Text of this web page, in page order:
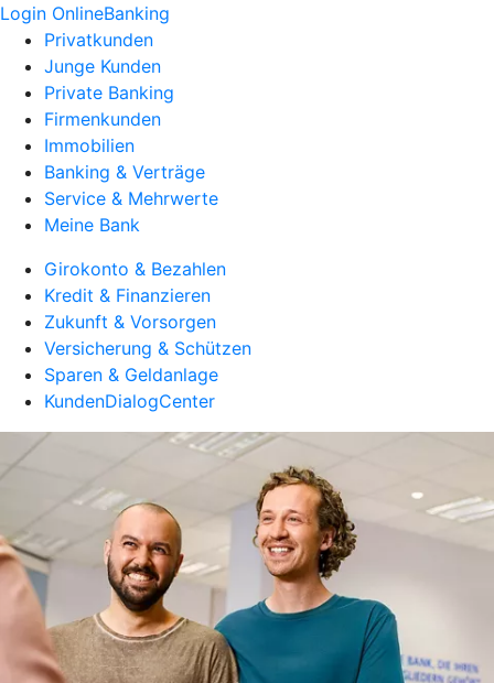
Login OnlineBanking
Privatkunden
Junge Kunden
Private Banking
Firmenkunden
Immobilien
Banking & Verträge
Service & Mehrwerte
Meine Bank
Girokonto & Bezahlen
Kredit & Finanzieren
Zukunft & Vorsorgen
Versicherung & Schützen
Sparen & Geldanlage
KundenDialogCenter